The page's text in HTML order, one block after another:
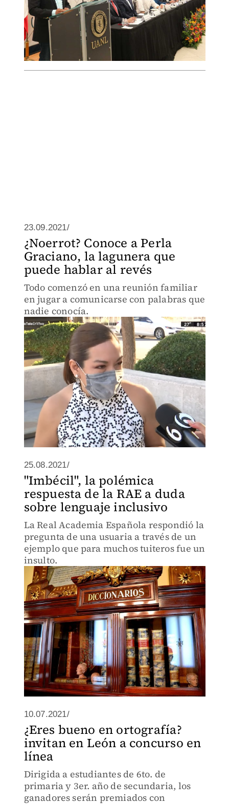
23.09.2021/
¿Noerrot? Conoce a Perla
Graciano, la lagunera que
puede hablar al revés
Todo comenzó en una reunión familiar
en jugar a comunicarse con palabras que
nadie conocía.
25.08.2021/
"Imbécil", la polémica
respuesta de la RAE a duda
sobre lenguaje inclusivo
La Real Academia Española respondió la
pregunta de una usuaria a través de un
ejemplo que para muchos tuiteros fue un
insulto.
10.07.2021/
¿Eres bueno en ortografía?
invitan en León a concurso en
línea
Dirigida a estudiantes de 6to. de
primaria y 3er. año de secundaria, los
ganadores serán premiados con